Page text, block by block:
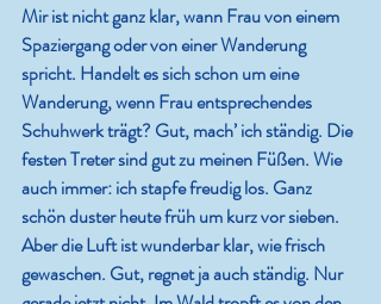
Mir ist nicht ganz klar, wann Frau von einem
Spaziergang oder von einer Wanderung
spricht. Handelt es sich schon um eine
Wanderung, wenn Frau entsprechendes
Schuhwerk trägt? Gut, mach’ ich ständig. Die
festen Treter sind gut zu meinen Füßen. Wie
auch immer: ich stapfe freudig los. Ganz
schön duster heute früh um kurz vor sieben.
Aber die Luft ist wunderbar klar, wie frisch
gewaschen. Gut, regnet ja auch ständig. Nur